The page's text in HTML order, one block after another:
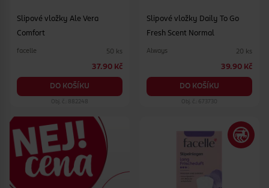
Slipové vložky Ale Vera
Comfort
facelle 50 ks
37.90 Kč
DO KOŠÍKU
Obj. č.: 882248
Slipové vložky Daily To Go
Fresh Scent Normal
Always 20 ks
39.90 Kč
DO KOŠÍKU